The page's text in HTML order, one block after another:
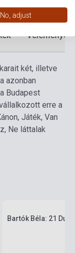
Vélemények
két, illetve
azonban
Budapest
erre a
Játék, Van
Ne láttalak
Bartók Béla: 21
No, adjust